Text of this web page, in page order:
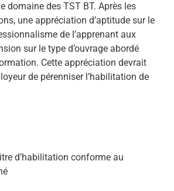
domaine des TST BT. Après les
une appréciation d’aptitude sur le
de l’apprenant aux
sur le type d’ouvrage abordé
Cette appréciation devrait
de pérenniser l’habilitation de
d’habilitation conforme au